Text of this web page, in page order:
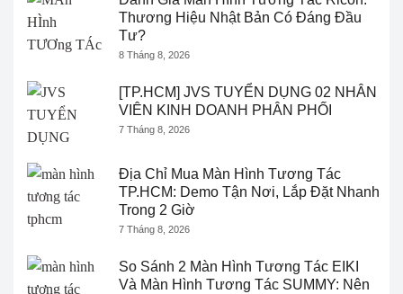
Thương Hiệu Nhật Bản Có Đáng Đầu
Tư?
8 Tháng 8, 2026
[TP.HCM] JVS TUYỂN DỤNG 02 NHÂN
VIÊN KINH DOANH PHÂN PHỐI
7 Tháng 8, 2026
Địa Chỉ Mua Màn Hình Tương Tác
TP.HCM: Demo Tận Nơi, Lắp Đặt Nhanh
Trong 2 Giờ
7 Tháng 8, 2026
So Sánh 2 Màn Hình Tương Tác EIKI
Và Màn Hình Tương Tác SUMMY: Nên